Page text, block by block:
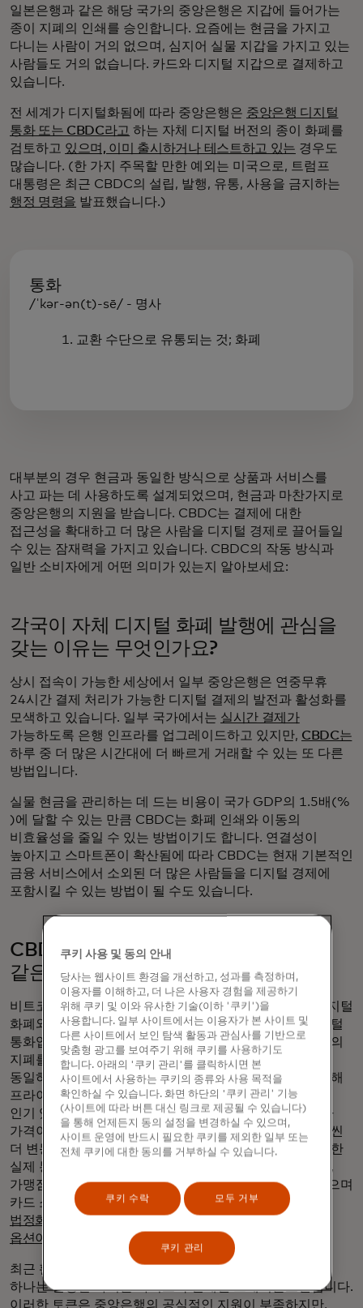
일본은행과 같은 해당 국가의 중앙은행은 지갑에 들어가는
종이 지폐의 인쇄를 승인합니다. 요즘에는 현금을 가지고
다니는 사람이 거의 없으며, 심지어 실물 지갑을 가지고 있는
사람들도 거의 없습니다. 카드와 디지털 지갑으로 결제하고
있습니다.
전 세계가 디지털화됨에 따라 중앙은행은 중앙은행 디지털
통화 또는 CBDC라고 하는 자체 디지털 버전의 종이 화폐를
검토하고 있으며, 이미 출시하거나 테스트하고 있는 경우도
많습니다. (한 가지 주목할 만한 예외는 미국으로, 트럼프
대통령은 최근 CBDC의 설립, 발행, 유통, 사용을 금지하는
행정 명령을 발표했습니다.)
통화
/ˈkər-ən(t)-sē/ - 명사
1. 교환 수단으로 유통되는 것; 화폐
대부분의 경우 현금과 동일한 방식으로 상품과 서비스를
사고 파는 데 사용하도록 설계되었으며, 현금과 마찬가지로
중앙은행의 지원을 받습니다. CBDC는 결제에 대한
접근성을 확대하고 더 많은 사람을 디지털 경제로 끌어들일
수 있는 잠재력을 가지고 있습니다. CBDC의 작동 방식과
일반 소비자에게 어떤 의미가 있는지 알아보세요:
각국이 자체 디지털 화폐 발행에 관심을
갖는 이유는 무엇인가요?
상시 접속이 가능한 세상에서 일부 중앙은행은 연중무휴
24시간 결제 처리가 가능한 디지털 결제의 발전과 활성화를
모색하고 있습니다. 일부 국가에서는 실시간 결제가
가능하도록 은행 인프라를 업그레이드하고 있지만, CBDC는
하루 중 더 많은 시간대에 더 빠르게 거래할 수 있는 또 다른
방법입니다.
실물 현금을 관리하는 데 드는 비용이 국가 GDP의 1.5배(%
)에 달할 수 있는 만큼 CBDC는 화폐 인쇄와 이동의
비효율성을 줄일 수 있는 방법이기도 합니다. 연결성이
높아지고 스마트폰이 확산됨에 따라 CBDC는 현재 기본적인
금융 서비스에서 소외된 더 많은 사람들을 디지털 경제에
포함시킬 수 있는 방법이 될 수도 있습니다.
CBDC는 프라이빗 암호화폐와
같은가요?
비트코인이나 이더리움과 같이 뉴스에 자주 등장하는 디지털
화폐와 프라이빗 암호화폐는 모두 실물 화폐가 없는 디지털
통화입니다. 그러나 CBDC는 중앙은행이 발행하며, 국가의
지폐를 뒷받침하는 것과 동일한 보증을 통해 현금과
동일하며 일상적인 거래를 위해 설계되었습니다. 이에 비해
프라이빗 암호화폐는 정부의 지원을 받지 않습니다. 가장
인기 있는 암호화폐는 자유 변동형이며, 이는 시장에 따라
가격이 결정된다는 의미입니다. 따라서 기존 화폐보다 훨씬
더 변동성이 높습니다. 암호화폐는 일상적인 상거래를 위한
실제 통화보다는 투자 수단으로 더 많이 사용되어 왔지만,
가맹점 사이에서 암호화폐에 대한 수용도가 높아지고 있으며
카드 소지자가 기존신용카드를 받는 곳에서 암호화폐를
법정화폐로 전환할 수 있는 ' 암호화폐 카드'와 같은
옵션이 등장하고 있습니다.
최근 활발한 활동을 보이고 있는 프라이빗 암호화폐 중
하나는 일정한 가치를 가지도록 설계된 스테이블코인입니다.
이러한 토큰은 중앙은행의 공식적인 지원이 부족하지만,
쿠키 사용 및 동의 안내
당사는 웹사이트 환경을 개선하고, 성과를 측정하며,
이용자를 이해하고, 더 나은 사용자 경험을 제공하기
위해 쿠키 및 이와 유사한 기술(이하 '쿠키')을
사용합니다. 일부 사이트에서는 이용자가 본 사이트 및
다른 사이트에서 보인 탐색 활동과 관심사를 기반으로
맞춤형 광고를 보여주기 위해 쿠키를 사용하기도
합니다. 아래의 '쿠키 관리'를 클릭하시면 본
사이트에서 사용하는 쿠키의 종류와 사용 목적을
확인하실 수 있습니다. 화면 하단의 '쿠키 관리' 기능
(사이트에 따라 버튼 대신 링크로 제공될 수 있습니다)
을 통해 언제든지 동의 설정을 변경하실 수 있으며,
사이트 운영에 반드시 필요한 쿠키를 제외한 일부 또는
전체 쿠키에 대한 동의를 거부하실 수 있습니다.
쿠키 수락 모두 거부
쿠키 관리